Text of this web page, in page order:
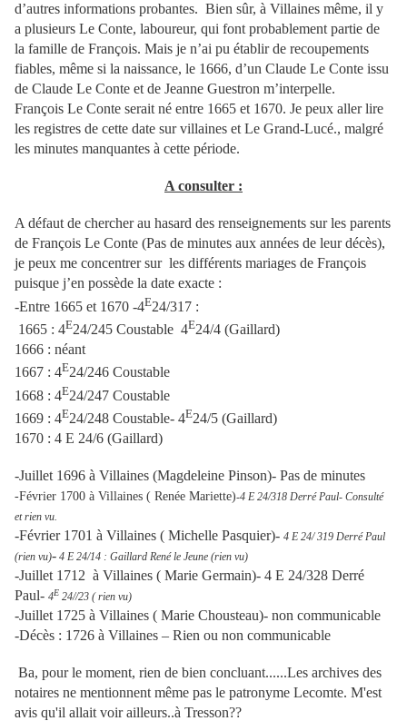
d’autres informations probantes. Bien sûr, à Villaines même, il y
a plusieurs Le Conte, laboureur, qui font probablement partie de
la famille de François. Mais je n’ai pu établir de recoupements
fiables, même si la naissance, le 1666, d’un Claude Le Conte issu
de Claude Le Conte et de Jeanne Guestron m’interpelle.
François Le Conte serait né entre 1665 et 1670. Je peux aller lire
les registres de cette date sur villaines et Le Grand-Lucé., malgré
les minutes manquantes à cette période.
A consulter :
A défaut de chercher au hasard des renseignements sur les parents
de François Le Conte (Pas de minutes aux années de leur décès),
je peux me concentrer sur les différents mariages de François
puisque j’en possède la date exacte :
-Entre 1665 et 1670 -4E24/317 :
1665 : 4E24/245 Coustable 4E24/4 (Gaillard)
1666 : néant
1667 : 4E24/246 Coustable
1668 : 4E24/247 Coustable
1669 : 4E24/248 Coustable- 4E24/5 (Gaillard)
1670 : 4 E 24/6 (Gaillard)
-Juillet 1696 à Villaines (Magdeleine Pinson)- Pas de minutes
-Février 1700 à Villaines ( Renée Mariette)-4 E 24/318 Derré Paul- Consulté
et rien vu.
-Février 1701 à Villaines ( Michelle Pasquier)- 4 E 24/ 319 Derré Paul
(rien vu)- 4 E 24/14 : Gaillard René le Jeune (rien vu)
-Juillet 1712 à Villaines ( Marie Germain)- 4 E 24/328 Derré
Paul- 4E 24//23 ( rien vu)
-Juillet 1725 à Villaines ( Marie Chousteau)- non communicable
-Décès : 1726 à Villaines – Rien ou non communicable
Ba, pour le moment, rien de bien concluant......Les archives des
notaires ne mentionnent même pas le patronyme Lecomte. M'est
avis qu'il allait voir ailleurs..à Tresson??